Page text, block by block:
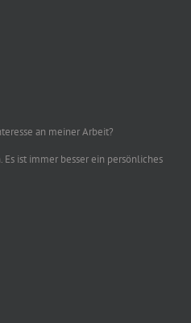
an meiner Arbeit?
ist immer besser ein persönliches